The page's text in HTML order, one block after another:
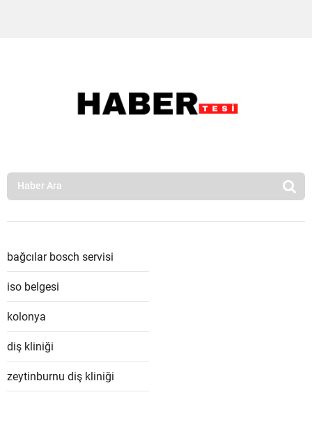
bağcılar bosch servisi
iso belgesi
kolonya
diş kliniği
zeytinburnu diş kliniği